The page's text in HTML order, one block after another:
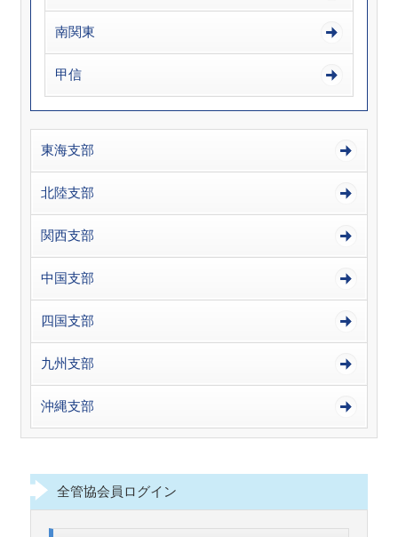
南関東
甲信
東海支部
北陸支部
関西支部
中国支部
四国支部
九州支部
沖縄支部
全管協会員ログイン